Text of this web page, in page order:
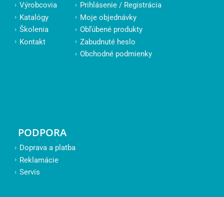
Výrobcovia
Katalógy
Školenia
Kontakt
Prihlásenie / Registrácia
Moje objednávky
Obľúbené produkty
Zabudnuté heslo
Obchodné podmienky
PODPORA
Doprava a platba
Reklamácie
Servis